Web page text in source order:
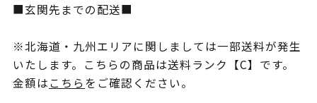
■玄関先までの配送■
※北海道・九州エリアに関しましては一部送料が発生
いたします。こちらの商品は送料ランク【C】です。
金額はこちらをご確認ください。